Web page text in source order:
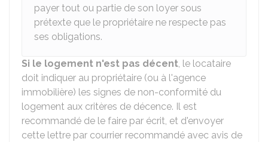
payer tout ou partie de son loyer sous
prétexte que le propriétaire ne respecte pas
ses obligations.
Si le logement n'est pas décent, le locataire
doit indiquer au propriétaire (ou à l'agence
immobilière) les signes de non-conformité du
logement aux critères de décence. Il est
recommandé de le faire par écrit, et d'envoyer
cette lettre par courrier recommandé avec avis de